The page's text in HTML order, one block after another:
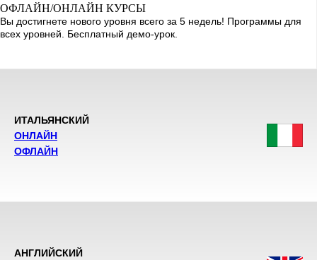
ОФЛАЙН/ОНЛАЙН КУРСЫ
Вы достигнете нового уровня всего за 5 недель! Программы для
всех уровней. Бесплатный демо-урок.
ИТАЛЬЯНСКИЙ
ОНЛАЙН
ОФЛАЙН
АНГЛИЙСКИЙ